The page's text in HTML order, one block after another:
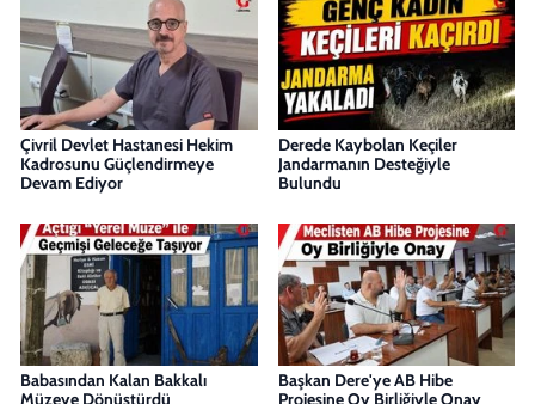
Çivril Devlet Hastanesi Hekim
Kadrosunu Güçlendirmeye
Devam Ediyor
Derede Kaybolan Keçiler
Jandarmanın Desteğiyle
Bulundu
Babasından Kalan Bakkalı
Müzeye Dönüştürdü
Başkan Dere'ye AB Hibe
Projesine Oy Birliğiyle Onay